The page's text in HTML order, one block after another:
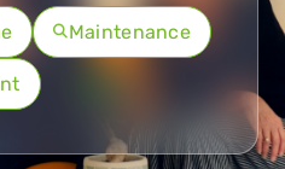
Maintenance